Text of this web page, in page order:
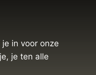
in voor onze
je ten alle